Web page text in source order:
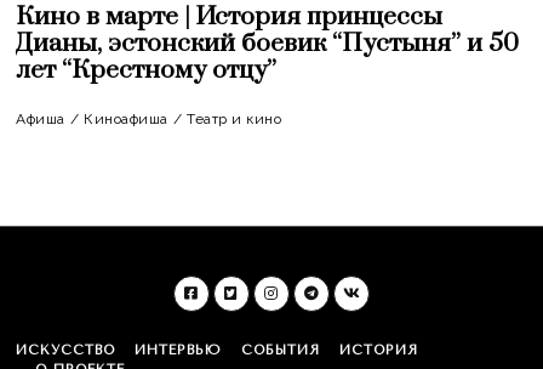
Кино в марте | История принцессы
Дианы, эстонский боевик “Пустыня” и 50
лет “Крестному отцу”
Афиша / Киноафиша / Театр и кино
ИСКУССТВО ИНТЕРВЬЮ СОБЫТИЯ
ИСТОРИЯ